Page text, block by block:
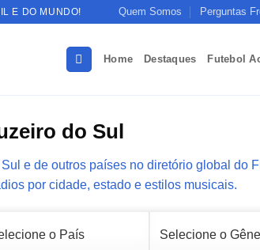
E DO MUNDO! Quem Somos Perguntas
Home Destaques Futebol
do Sul
e de outros países no diretório global do
por cidade, estado e estilos musicais.